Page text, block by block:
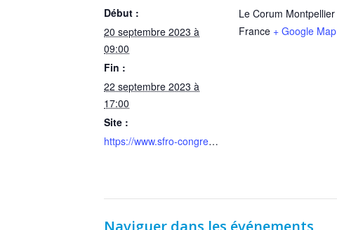
Début :
20 septembre 2023 à
09:00
Fin :
22 septembre 2023 à
17:00
Site :
https://www.sfro-congres.fr/
Le Corum Montpellier
France + Google Map
Naviguer dans les événements